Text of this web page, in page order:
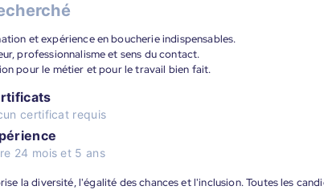
et expérience en boucherie indispensables.
professionnalisme et sens du contact.
pour le métier et pour le travail bien fait.
certificat requis
24 mois et 5 ans
la diversité, l'égalité des chances et l'inclusion. Toutes les